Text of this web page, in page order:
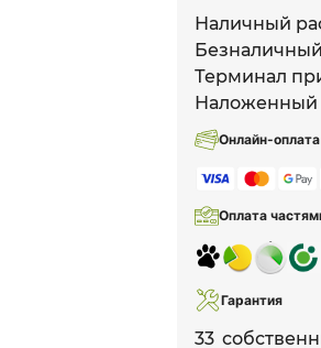
Наличный
Терминал
Наложенный
Онлайн-оплата
Оплата
Гарантия
33